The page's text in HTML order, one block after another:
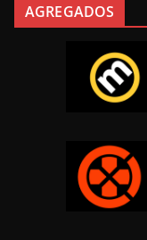
AGREGADOS